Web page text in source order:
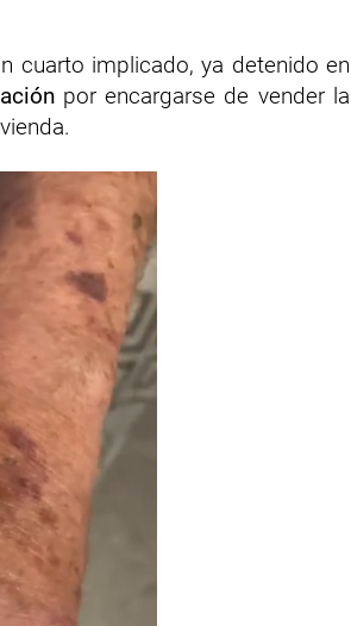
cuarto implicado, ya detenido en
por encargarse de vender la